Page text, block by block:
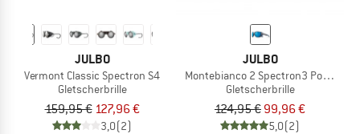
JULBO
Vermont Classic Spectron S4
Gletscherbrille
159,95 € 127,96 €
3,0(2)
JULBO
Montebianco 2 Spectron3 Polarized
Gletscherbrille
124,95 € 99,96 €
5,0(2)